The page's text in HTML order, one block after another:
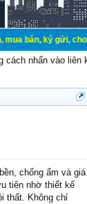
thuê hàng
cách nhấn vào liên
chống ẩm và giá
tiên nhờ thiết kế
thất. Không chỉ